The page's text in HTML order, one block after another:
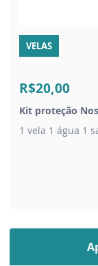
VELAS
R$20,00
Kit proteção
1 vela 1 água 1